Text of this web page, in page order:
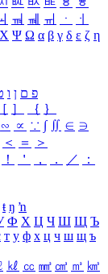
ㆊ ㆋ ㆌ ㆍ
ㆎ
Χ Ψ Ω α β γ δ ε ζ η
פ ם ן ו
［ ］ ｛ ｝
∽ ∝ ∵ ∫ ∬ ∈ ∋
＜ ＝
＞
！ ＇ ， ． ／
：
ŧ ŋ ŉ
Ф Х Ц Ч Ш Щ Ъ
т у ф х ц ч ш щ ъ
㎘ ㏄ ㎣ ㎤ ㎥ ㎦